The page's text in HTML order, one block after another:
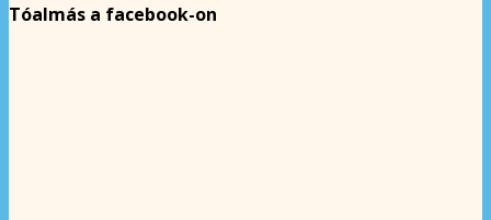
Tóalmás a facebook-on